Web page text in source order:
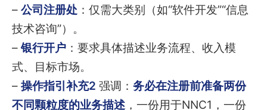
– 公司注册处 ：仅需大类别（如“软件开发”“信息
技术咨询”）。
–银行开户 ：要求具体描述业务流程、收入模
式、目标市场。
– 操作指引补充2 强调： 务必在注册前准备两份
不同颗粒度的业务描述 ，一份用于NNC1，一份